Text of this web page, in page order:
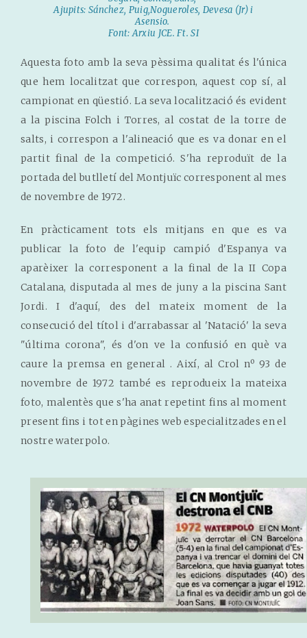
Ajupits: Sánchez, Puig,Nogueroles, Devesa (Jr) i
Asensio.
Font: Arxiu JCE. Ft. SI
Aquesta foto amb la seva pèssima qualitat és l'única
que hem localitzat que correspon, aquest cop sí, al
campionat en qüestió. La seva localització és evident
a la piscina Folch i Torres, al costat de la torre de
salts, i correspon a l'alineació que es va donar en el
partit final de la competició. S'ha reproduït de la
portada del butlletí del Montjuïc corresponent al mes
de novembre de 1972.
En pràcticament tots els mitjans en que es va
publicar la foto de l'equip campió d'Espanya va
aparèixer la corresponent a la final de la II Copa
Catalana, disputada al mes de juny a la piscina Sant
Jordi. I d'aquí, des del mateix moment de la
consecució del títol i d'arrabassar al 'Natació' la seva
"última corona", és d'on ve la confusió en què va
caure la premsa en general . Així, al Crol nº 93 de
novembre de 1972 també es reprodueix la mateixa
foto, malentès que s'ha anat repetint fins al moment
present fins i tot en pàgines web especialitzades en el
nostre waterpolo.